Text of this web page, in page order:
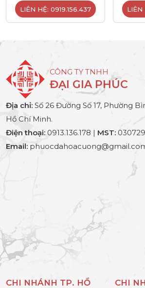
LIÊN HỆ: 0919.156.437 LIÊN
CÔNG TY TNHH
ĐẠI GIA PHÚC
Địa chỉ: Số 26 Đường Số 17, Phường
Hồ Chí Minh.
Điện thoại: 0913.136.178 | MST:
Email:
CHI NHÁNH TP. HỒ
CHI